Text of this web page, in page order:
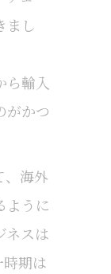
まし
ら輸入
がかつ
、海外
ように
ネスは
時期は